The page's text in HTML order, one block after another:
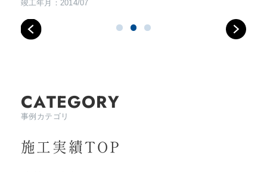
竣工年月：2014/07
CATEGORY
事例カテゴリ
施工実績TOP